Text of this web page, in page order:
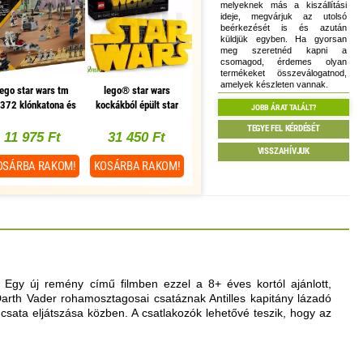
star wars tm
klónkatona és
csomag
11 975 Ft
RAKOM!
lego® star wars
kockákból épült star
31 450 Ft
KOSÁRBA RAKOM!
melyeknek más a kiszállítási
ideje, megvárjuk az utolsó
beérkezését is és azután
küldjük egyben. Ha gyorsan
meg szeretnéd kapni a
csomagod, érdemes olyan
termékeket összeválogatnod,
amelyek készleten vannak.
JOBB ÁRAT TALÁLT?
TEGYE FEL KÉRDÉSÉT
VISSZAHÍVJUK
új remény című filmben ezzel a 8+ éves kortól ajánlott,
Vader rohamosztagosai csatáznak Antilles kapitány lázadó
eljátszása közben. A csatlakozók lehetővé teszik, hogy az